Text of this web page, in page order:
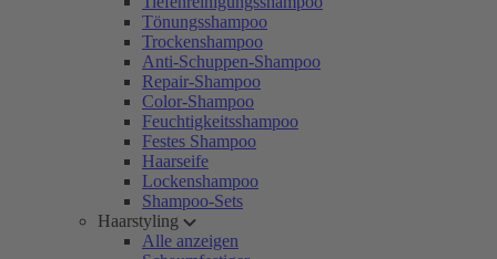
Tönungsshampoo
Trockenshampoo
Anti-Schuppen-Shampoo
Repair-Shampoo
Color-Shampoo
Feuchtigkeitsshampoo
Festes Shampoo
Haarseife
Lockenshampoo
Shampoo-Sets
Haarstyling
Alle anzeigen